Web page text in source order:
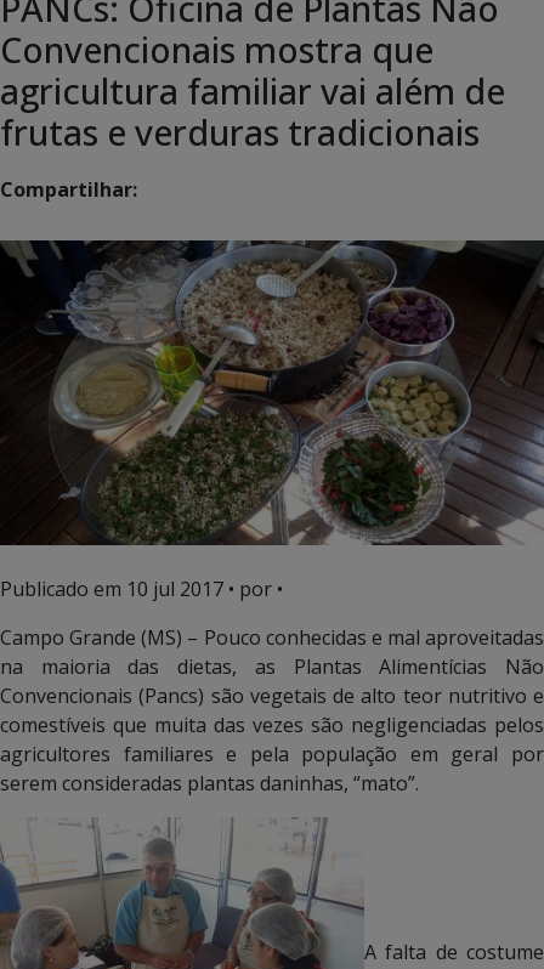
Convencionais mostra que
agricultura familiar vai além de
frutas e verduras tradicionais
Compartilhar:
Publicado em 10 jul 2017 • por •
Campo Grande (MS) – Pouco conhecidas e mal aproveitadas
na maioria das dietas, as Plantas Alimentícias Não
Convencionais (Pancs) são vegetais de alto teor nutritivo e
comestíveis que muita das vezes são negligenciadas pelos
agricultores familiares e pela população em geral por
serem consideradas plantas daninhas, “mato”.
A falta de costume